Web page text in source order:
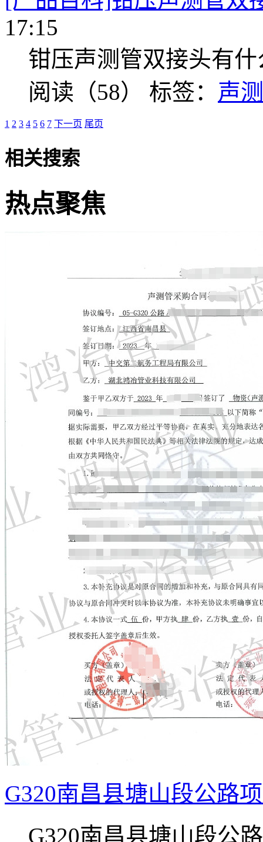
17:15
钳压声测管双接头有什
阅读（58） 标签： 声
1 2 3 4 5 6 7 下一页 尾页
相关搜索
热点聚焦
G320南昌县塘山段公路
G320南昌县塘山段公